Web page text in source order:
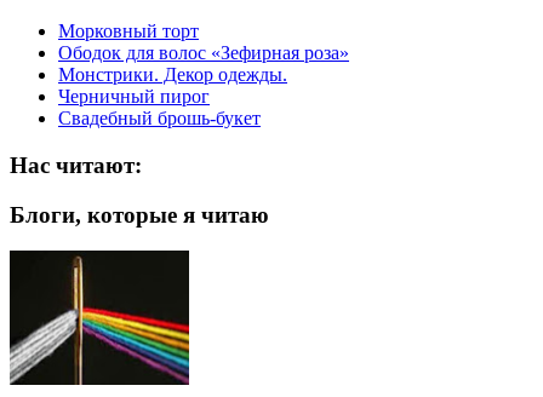
Морковный торт
Ободок для волос «Зефирная роза»
Монстрики. Декор одежды.
Черничный пирог
Свадебный брошь-букет
Нас читают:
Блоги, которые я читаю